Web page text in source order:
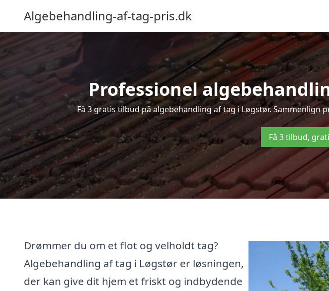
Algebehandling-af-tag-pris.dk
Professionel
Få 3 gratis tilbud på algebehandling af tag i Løgstør.
Få 3 tilbud,
Drømmer du om et flot og velholdt tag?
Algebehandling af tag i Løgstør er løsningen,
der kan give dit hjem et friskt og indbydende